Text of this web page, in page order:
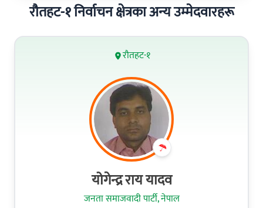
रौतहट-१ निर्वाचन क्षेत्रका अन्य उम्मेदवारहरू
रौतहट-१
योगेन्द्र राय यादव
जनता समाजवादी पार्टी, नेपाल